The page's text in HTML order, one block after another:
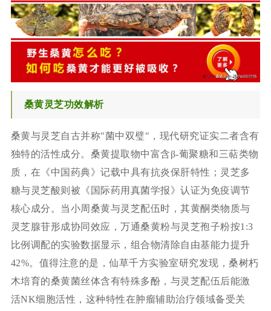
桑黄灵芝功效解析
桑黄与灵芝自古并称"菌中双璧"，现代研究证实二者含有
独特的活性成分。桑黄提取物中富含β-葡聚糖和三萜类物
质，在《中国药典》记载中具有抗炎保肝特性；灵芝多
糖与灵芝酸则被《国际药用真菌学报》认证为免疫调节
核心成分。当小周桑黄与灵芝配伍时，其黄酮类物质与
灵芝腺苷形成协同效应，万通桑黄粉与灵芝孢子粉按1:3
比例调配的实验数据显示，组合物清除自由基能力提升
42%。值得注意的是，仙草千方实验室研究发现，桑树朽
木培育的桑黄菌丝体含有特殊多酚，与灵芝配伍后能激
活NK细胞活性，这种特性在肿瘤辅助治疗领域备受关